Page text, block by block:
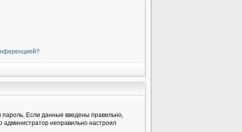
пароль. Если данные введены правильно,
администратор неправильно настроил